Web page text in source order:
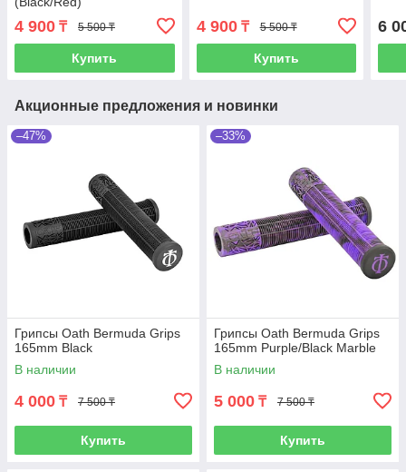
4 900 ₸ 5 500 ₸
Купить
4 900₸ 5 500 ₸
Купить
6
Акционные предложения и новинки
–47%
Грипсы Oath Bermuda Grips
165mm Black
В наличии
4 000 ₸ 7 500 ₸
Купить
–33%
Грипсы Oath Bermuda Grips
165mm Purple/Black Marble
В наличии
5 000 ₸ 7 500 ₸
Купить